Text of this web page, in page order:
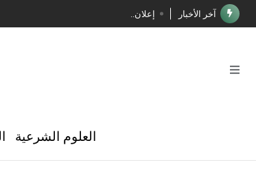
آخر الأخبار إعلان..
فوز الأستاذ الدكتور محمود السيد بجائزة
العلوم الشرعية